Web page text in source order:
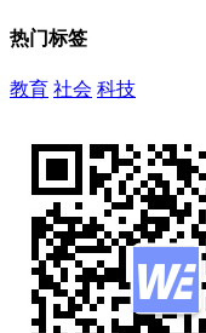
热门标签
教育 社会 科技